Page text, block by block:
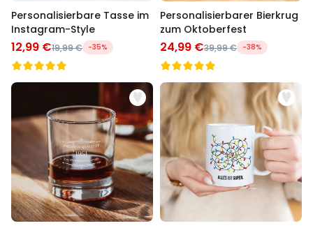
Personalisierbare Tasse im
Instagram-Style
12,99 €19,99 € -35%
Personalisierbarer Bierkrug
zum Oktoberfest
24,99 €39,99 € -38%